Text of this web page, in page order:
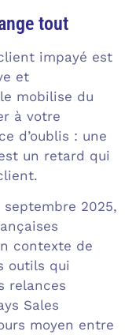
tout
impayé est
et
mobilise du
à votre
d’oublis : une
un retard qui
2025,
contexte de
outils qui
relances
Sales
moyen entre